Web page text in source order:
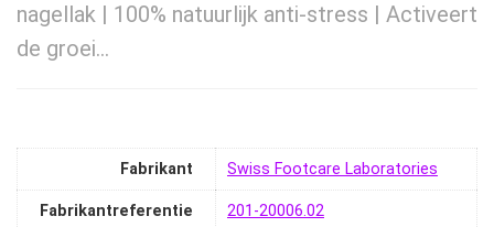
nagellak | 100% natuurlijk anti-stress | Activeert
de groei…
Fabrikant ‎Swiss Footcare Laboratories
Fabrikantreferentie ‎201-20006.02